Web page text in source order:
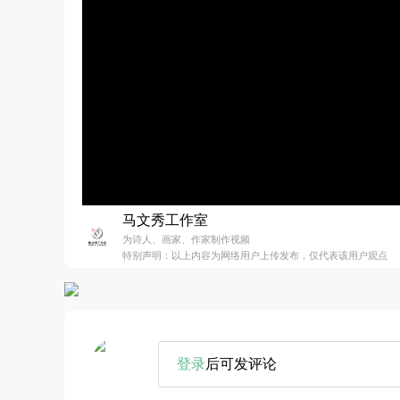
马文秀工作室
为诗人、画家、作家制作视频
特别声明：以上内容为网络用户上传发布，仅代表该用户观点
登录后可发评论